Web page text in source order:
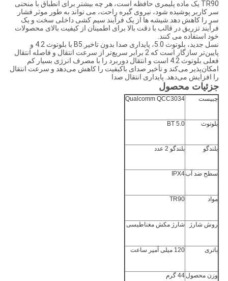
TR90 یک ماده پلیمری حافظه است، هر چه بیشتر برای انطباق با منحنی
سر کاربر پوشیده شود، نیروی گیره راحت، می تواند به طور موثر فشار
سر را کاهش دهد.شیشه ها از یک فرآیند سیم کشی داخلی سخت و یک
فرآیند تزریق در قالب با دقت بالا برای اطمینان از کیفیت بالای محصولات
خود استفاده می کنند.
نسل جدید، بلوتوث 5.0، پایداری صدا بدون تاخیر.B5 با بلوتوث 4.2 و
پایین‌تر سازگار است که 2 برابر سریع‌تر از سرعت انتقال و فاصله انتقال
فعلی بلوتوث 4.2 است و انتقال دوربرد را با مصرف انرژی بسیار کم
امکان‌پذیر می‌کند و تأخیر صدای باکیفیت را کاهش می‌دهد و سرعت انتقال
را افزایش می‌دهد. پایداری انتقال صدا
جزئیات محصول
چیپست Qualcomm QCC3034
بلوتوث BT 5.0
بلندگو بلندگو 2 عدد
سطح ضد آبIPX4
مواد TR90
روش شارژ شارژ مکش مغناطیسی
باتری 120 میلی آمپر ساعت
وزن محصول44 گرم